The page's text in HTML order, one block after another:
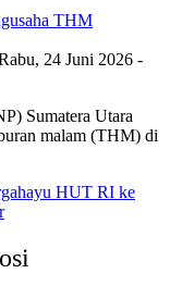
THM
24 Juni 2026 -
Sumatera Utara
malam (THM) di